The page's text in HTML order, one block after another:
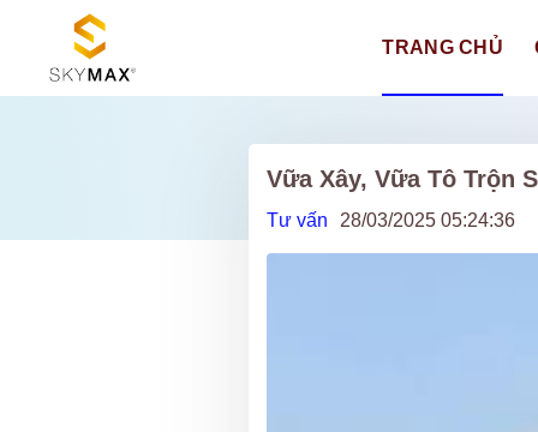
TRANG CHỦ
Vữa Xây, Vữa Tô Trộn
Tư vấn 28/03/2025 05:24:36